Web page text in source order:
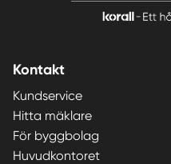
Kontakt
Kundservice
Hitta mäklare
För byggbolag
Huvudkontoret